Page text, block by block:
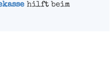
hilft beim